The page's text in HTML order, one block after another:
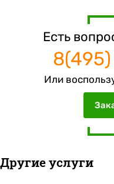
Есть
Или
Другие услуги